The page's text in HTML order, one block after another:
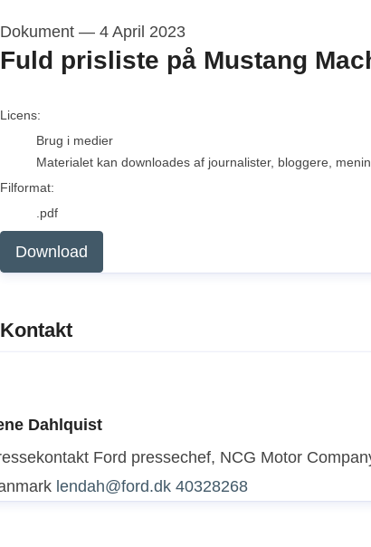
Dokument — 4 April 2023
Fuld prisliste på Mustang
go to media item
Licens:
Brug i medier
Materialet kan downloades af journalister, bloggere,
Filformat:
.pdf
Download
Kontakt
Dahlquist
Ford pressechef, NCG Motor
lendah@ford.dk 40328268